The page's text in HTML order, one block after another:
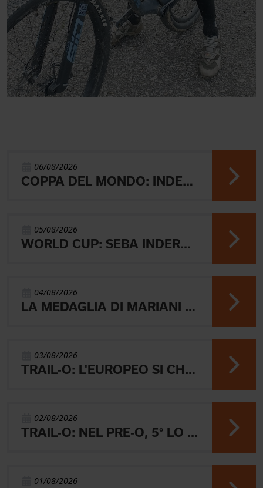
06/08/2026
COPPA DEL MONDO: INDERST 45° VINCONO AEBERSOLD E SVENSK
05/08/2026
WORLD CUP: SEBA INDERST ACCEDE ALLA FINALE A
04/08/2026
LA MEDAGLIA DI MARIANI E QUEL RICORDO CHE NON SVANISCE.
03/08/2026
TRAIL-O: L'EUROPEO SI CHIUDE CON L'ARGENTO JUNIOR, IL 4° PARALIMPICO E 5° OPEN
02/08/2026
TRAIL-O: NEL PRE-O, 5° LO JUNIOR LAMBERTINI E AARON GAIO 8°. NEI PARALIMPICI 20° GALVAN
01/08/2026